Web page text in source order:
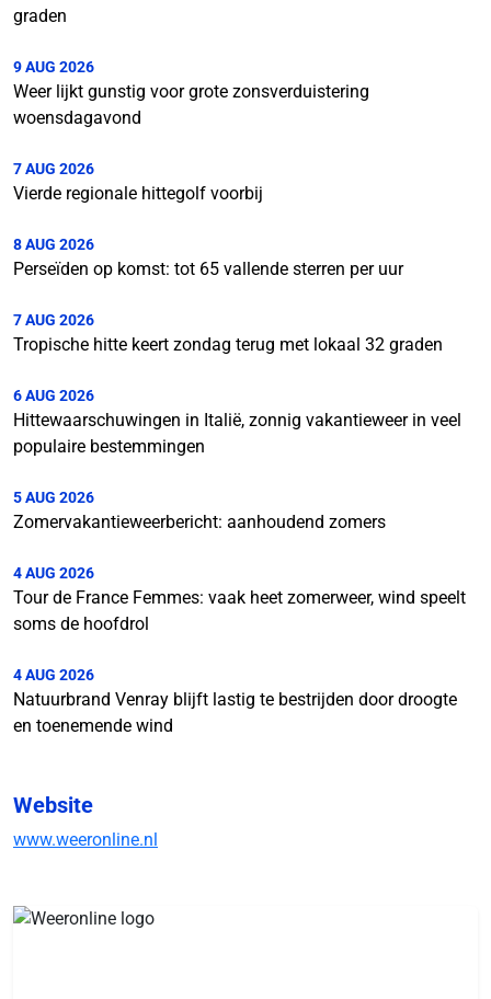
graden
9 AUG 2026
Weer lijkt gunstig voor grote zonsverduistering
woensdagavond
7 AUG 2026
Vierde regionale hittegolf voorbij
8 AUG 2026
Perseïden op komst: tot 65 vallende sterren per uur
7 AUG 2026
Tropische hitte keert zondag terug met lokaal 32 graden
6 AUG 2026
Hittewaarschuwingen in Italië, zonnig vakantieweer in veel
populaire bestemmingen
5 AUG 2026
Zomervakantieweerbericht: aanhoudend zomers
4 AUG 2026
Tour de France Femmes: vaak heet zomerweer, wind speelt
soms de hoofdrol
4 AUG 2026
Natuurbrand Venray blijft lastig te bestrijden door droogte
en toenemende wind
Website
www.weeronline.nl